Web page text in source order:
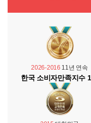
2026-2016 11년 연속
한국 소비자만족지수